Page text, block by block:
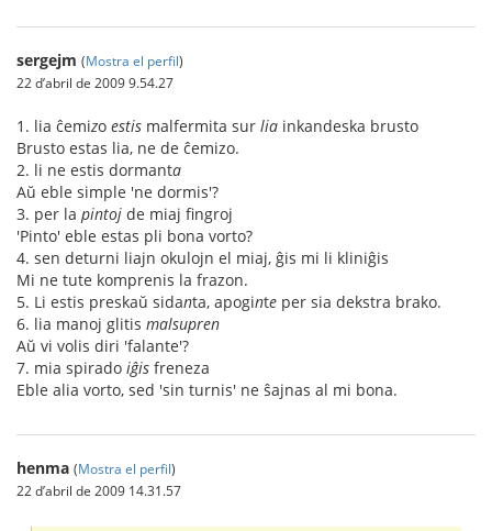
sergejm (Mostra el perfil)
22 d’abril de 2009 9.54.27
1. lia ĉemizo estis malfermita sur lia inkandeska brusto
Brusto estas lia, ne de ĉemizo.
2. li ne estis dormanta
Aŭ eble simple 'ne dormis'?
3. per la pintoj de miaj fingroj
'Pinto' eble estas pli bona vorto?
4. sen deturni liajn okulojn el miaj, ĝis mi li kliniĝis
Mi ne tute komprenis la frazon.
5. Li estis preskaŭ sidanta, apoginte per sia dekstra brako.
6. lia manoj glitis malsupren
Aŭ vi volis diri 'falante'?
7. mia spirado iĝis freneza
Eble alia vorto, sed 'sin turnis' ne ŝajnas al mi bona.
henma (Mostra el perfil)
22 d’abril de 2009 14.31.57